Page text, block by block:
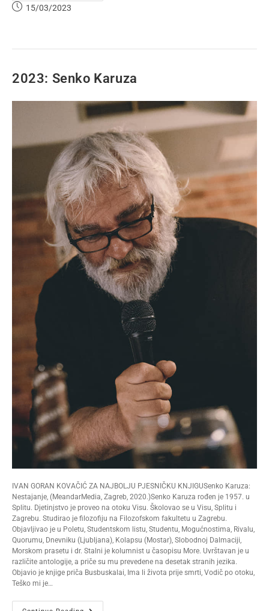
15/03/2023
2023: Senko Karuza
IVAN GORAN KOVAČIĆ ZA NAJBOLJU PJESNIČKU KNJIGUSenko Karuza:
Nestajanje, (MeandarMedia, Zagreb, 2020.)Senko Karuza rođen je 1957. u
Splitu. Djetinjstvo je proveo na otoku Visu. Školovao se u Visu, Splitu i
Zagrebu. Studirao je filozofiju na Filozofskom fakultetu u Zagrebu.
Objavljivao je u Poletu, Studentskom listu, Studentu, Mogućnostima, Rivalu,
Quorumu, Dnevniku (Ljubljana), Kolapsu (Mostar), Slobodnoj Dalmaciji,
Morskom prasetu i dr. Stalni je kolumnist u časopisu More. Uvrštavan je u
različite antologije, a priče su mu prevedene na desetak stranih jezika.
Objavio je knjige priča Busbuskalai, Ima li života prije smrti, Vodič po otoku,
Teško mi je…